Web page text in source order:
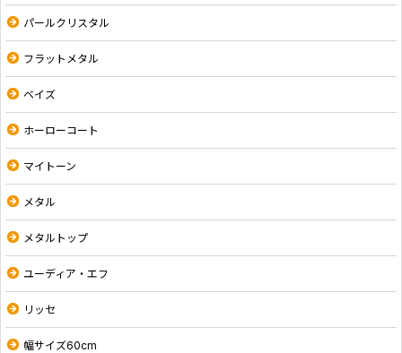
パールクリスタル
フラットメタル
ベイズ
ホーローコート
マイトーン
メタル
メタルトップ
ユーディア・エフ
リッセ
幅サイズ60cm